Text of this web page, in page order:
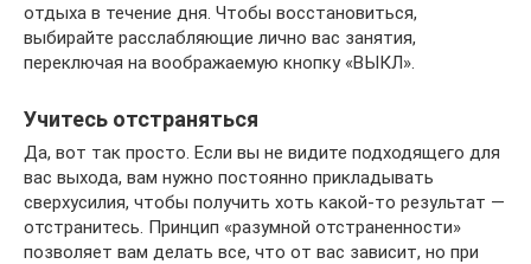
отдыха в течение дня. Чтобы восстановиться,
выбирайте расслабляющие лично вас занятия,
переключая на воображаемую кнопку «ВЫКЛ».
Учитесь отстраняться
Да, вот так просто. Если вы не видите подходящего для
вас выхода, вам нужно постоянно прикладывать
сверхусилия, чтобы получить хоть какой-то результат —
отстранитесь. Принцип «разумной отстраненности»
позволяет вам делать все, что от вас зависит, но при